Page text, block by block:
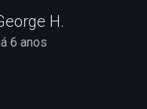
H.
6 anos